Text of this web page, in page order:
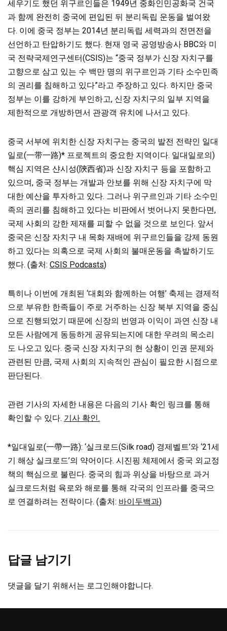
세우기도 했던 위구르인들은 1949년 중화인민공화국 건국
과 함께 완전히 중국에 편입된 뒤 분리독립 운동을 벌여왔
다. 이에 중국 정부는 2014년 분리독립 세력과의 전면전을
선언하고 탄압하기도 했다. 현재 영국 공영방송사 BBC와 미
국 전략국제연구센터(CSIS)는 “중국 정부가 신장 자치구를
고향으로 삼고 있는 수 백만 명의 위구르인과 기타 소수민족
의 권리를 침해하고 있다”라고 주장하고 있다. 하지만 중국
정부는 이를 강하게 부인하고, 신장 자치구의 일부 지역을
제한적으로 개방하면서 관광객 유치에 나서고 있다.
중국 서부에 위치한 신장 자치구는 중국의 발전 전략인 일대
일로(一带一路)* 프로젝트의 중요한 지역이다. 일대일로의)
핵심 지역은 샨시성(陝西省)과 신장 자치구 등을 포함하고
있으며, 중국 정부는 개발과 안보를 위해 신장 자치구에 막
대한 예산을 투자하고 있다. 그러나 위구르인과 기타 소수민
족의 권리를 침해하고 있다는 비판에서 벗어나지 못한다면,
국제 사회의 강한 제재를 피할 수 없을 것으로 보인다. 앞서
중국은 신장 자치구 내 목화 재배에 위구르인들을 강제 동원
하고 있다는 의혹으로 국제 사회의 불매운동을 촉발하기도
했다. (출처: CSIS Podcasts)
특히나 이번에 개최된 ‘대회와 함께하는 여행’ 축제는 경제적
으로 부유한 한족들이 주로 거주하는 신장 북부 지역을 중심
으로 진행되었기 때문에 신장의 번영과 이익이 과연 신장 내
모든 사람에게 동등하게 공유되는지에 대한 우려의 목소리
도 나오고 있다. 중국 신장 자치구의 현 상황이 인권 문제와
관련된 만큼, 국제 사회의 지속적인 관심이 필요한 시점으로
판단된다.
관련 기사의 자세한 내용은 다음의 기사 확인 링크를 통해
확인할 수 있다. 기사 확인.
*일대일로(一帶一路): ‘실크로드(Silk road) 경제벨트’와 ‘21세
기 해상 실크로드’의 약어이다. 시진핑 체제에서 중국 외교정
책의 핵심으로 불린다. 중국의 힘과 위상을 바탕으로 과거
실크로드처럼 육로와 해로를 통해 각국의 인프라를 중국으
로 연결하려는 전략이다. (출처: 바이두백과)
답글 남기기
댓글을 달기 위해서는 로그인해야합니다.